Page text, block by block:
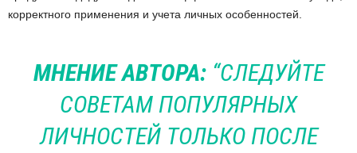
корректного применения и учета личных особенностей.
МНЕНИЕ АВТОРА:“СЛЕДУЙТЕ
СОВЕТАМ ПОПУЛЯРНЫХ
ЛИЧНОСТЕЙ ТОЛЬКО ПОСЛЕ